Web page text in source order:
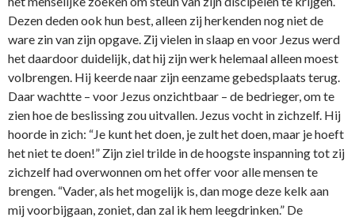
Dezen deden ook hun best, alleen zij herkenden nog niet de
ware zin van zijn opgave. Zij vielen in slaap en voor Jezus werd
het daardoor duidelijk, dat hij zijn werk helemaal alleen moest
volbrengen. Hij keerde naar zijn eenzame gebedsplaats terug.
Daar wachtte – voor Jezus o­nzichtbaar – de bedrieger, om te
zien hoe de beslissing zou uitvallen. Jezus vocht in zichzelf. Hij
hoorde in zich: “Je kunt het doen, je zult het doen, maar je hoeft
het niet te doen!” Zijn ziel trilde in de hoogste inspanning tot zij
zichzelf had overwonnen om het offer voor alle mensen te
brengen. “Vader, als het mogelijk is, dan moge deze kelk aan
mij voorbijgaan, zoniet, dan zal ik hem leegdrinken.” De